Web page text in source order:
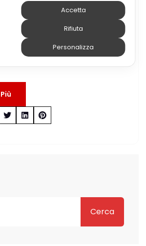
ASSINTEL Palermo, Rosario
Presidente del Gruppo Giovani
Giovanni Imburgia, hanno il
all’incontro che si terrà
Cerca
Accetta
Rifiuta
Personalizza